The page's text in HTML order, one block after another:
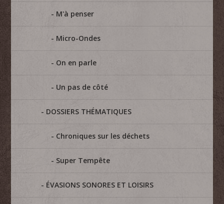
M'à penser
Micro-Ondes
On en parle
Un pas de côté
DOSSIERS THÉMATIQUES
Chroniques sur les déchets
Super Tempête
ÉVASIONS SONORES ET LOISIRS